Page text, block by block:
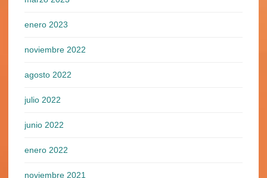
enero 2023
noviembre 2022
agosto 2022
julio 2022
junio 2022
enero 2022
noviembre 2021